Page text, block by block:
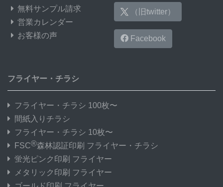
無料サンプル請求
営業カレンダー
お客様の声
（旧twitter）
Facebook
フライヤー・チラシ
フライヤー・チラシ 100枚〜
間紙入りチラシ
フライヤー・チラシ 10枚〜
FSC®森林認証印刷 フライヤー・チラシ
蛍光ピンク印刷 フライヤー
メタリック印刷 フライヤー